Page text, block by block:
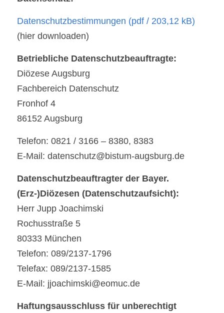
Datenschutzbestimmungen (pdf / 203,12 kB)
(hier downloaden)
Betriebliche Datenschutzbeauftragte:
Diözese Augsburg
Fachbereich Datenschutz
Fronhof 4
86152 Augsburg
Telefon: 0821 / 3166 – 8380, 8383
E-Mail: datenschutz@bistum-augsburg.de
Datenschutzbeauftragter der Bayer.
(Erz-)Diözesen (Datenschutzaufsicht):
Herr Jupp Joachimski
Rochusstraße 5
80333 München
Telefon: 089/2137-1796
Telefax: 089/2137-1585
E-Mail: jjoachimski@eomuc.de
Haftungsausschluss für unberechtigt